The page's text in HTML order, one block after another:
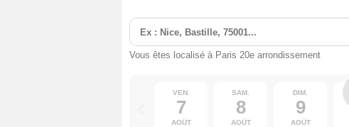
Vous êtes localisé à Paris 20e arrondissement
VEN.
7
AOÛT
SAM.
8
AOÛT
DIM.
9
AOÛT